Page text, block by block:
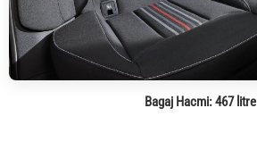
Bagaj Hacmi:467 litre